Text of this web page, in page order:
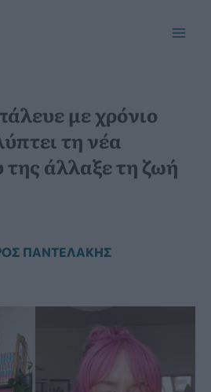
με χρόνιο
τη νέα
άλλαξε τη ζωή
ΠΑΝΤΕΛΆΚΗΣ